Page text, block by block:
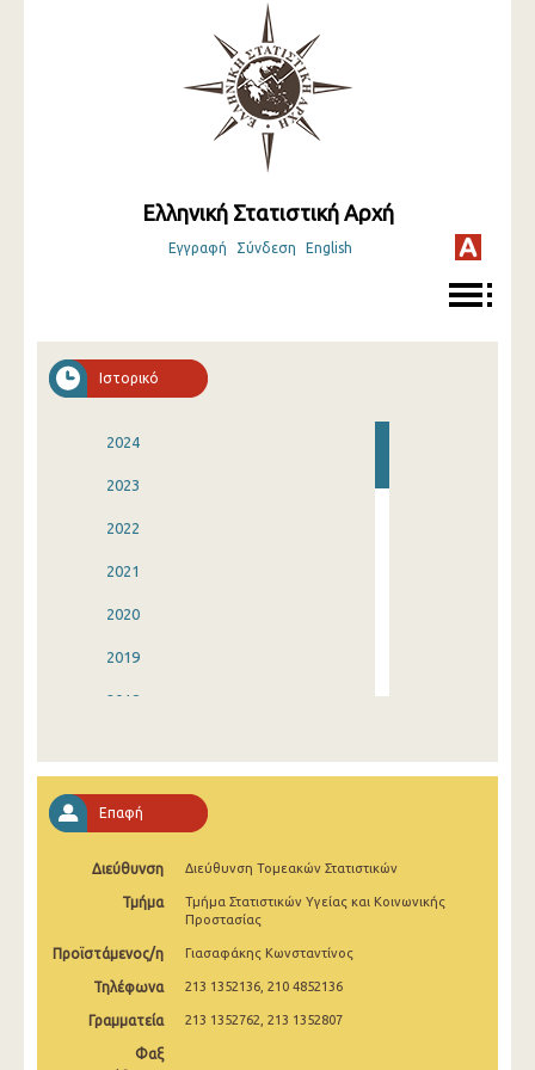
Ελληνική Στατιστική Αρχή
Εγγραφή Σύνδεση English
Ιστορικό
2024
2023
2022
2021
2020
2019
2018
2015
2014
2013
2012
2010
Επαφή
Διεύθυνση Διεύθυνση Τομεακών Στατιστικών
Τμήμα
Τμήμα Στατιστικών Υγείας και Κοινωνικής
Προστασίας
Προϊστάμενος/η Γιασαφάκης Κωνσταντίνος
Τηλέφωνα 213 1352136, 210 4852136
Γραμματεία 213 1352762, 213 1352807
Φαξ